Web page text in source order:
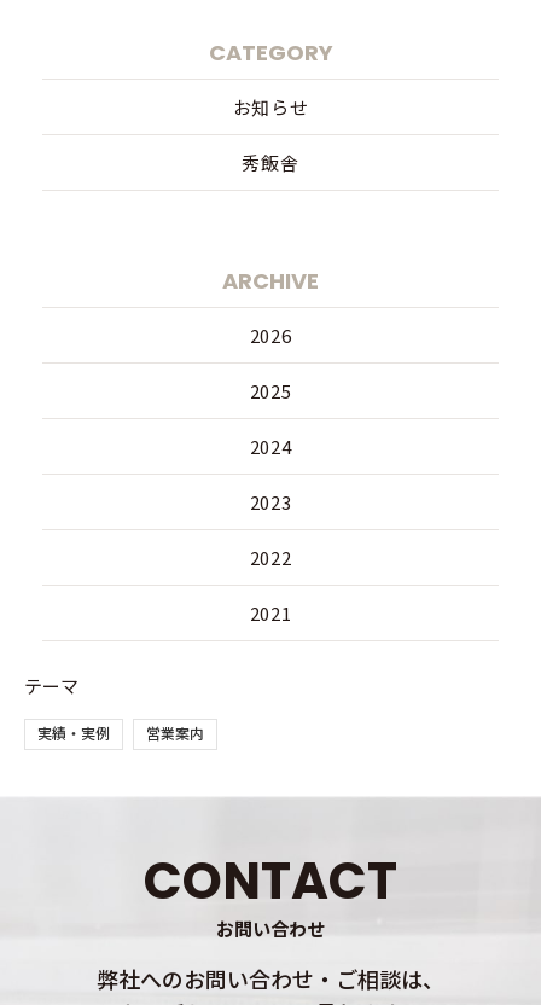
CATEGORY
お知らせ
秀飯舎
ARCHIVE
2026
2025
2024
2023
2022
2021
テーマ
実績・実例 営業案内
CONTACT
お問い合わせ
弊社へのお問い合わせ・ご相談は、